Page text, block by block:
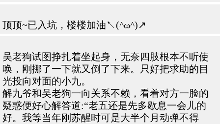
顶顶~已入坑，楼楼加油↖(^ω^)↗
吴老狗试图挣扎着坐起身，无奈四肢根本不听使
唤，刚挪了一下就又倒了下来。只好把求助的目
光投向对面的小九。
解九爷和吴老狗一向关系不赖，看着对方一脸的
疑惑便好心解答道:“老五还是先多歇息一会儿的
好。我等当年刚苏醒时可是大半个月动弹不得